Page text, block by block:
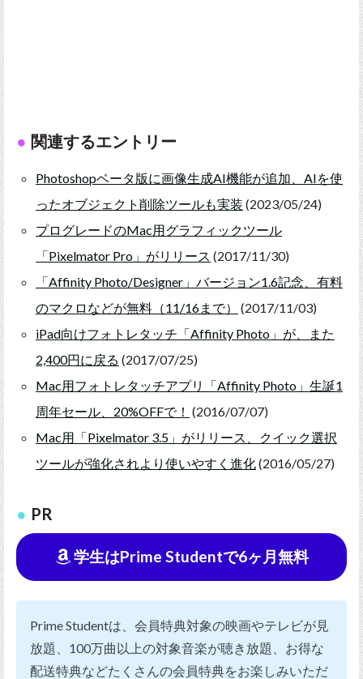
関連するエントリー
Photoshopベータ版に画像生成AI機能が追加、AIを使
ったオブジェクト削除ツールも実装 (2023/05/24)
プログレードのMac用グラフィックツール
「Pixelmator Pro」がリリース (2017/11/30)
「Affinity Photo/Designer」バージョン1.6記念、有料
のマクロなどが無料（11/16まで）
(2017/11/03)
iPad向けフォトレタッチ「Affinity Photo」が、また
2,400円に戻る (2017/07/25)
Mac用フォトレタッチアプリ「Affinity Photo」生誕1
周年セール、20%OFFで！ (2016/07/07)
Mac用「Pixelmator 3.5」がリリース、クイック選択
ツールが強化されより使いやすく進化(2016/05/27)
PR
学生はPrime Studentで6ヶ月無料
Prime Studentは、会員特典対象の映画やテレビが見
放題、100万曲以上の対象音楽が聴き放題、お得な
配送特典などたくさんの会員特典をお楽しみいただ